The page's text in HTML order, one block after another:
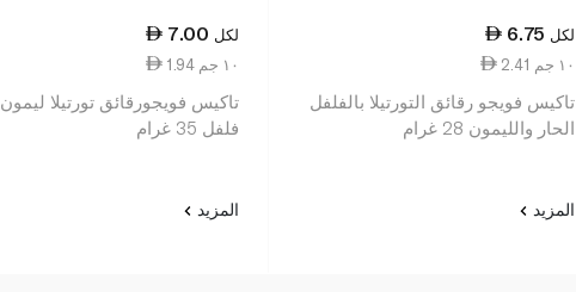
6.75 لكل
2.41 ١٠ جم
تاكيس فويجو رقائق التورتيلا بالفلفل
الحار والليمون 28 غرام
المزيد
7.00 لكل
1.94 ١٠ جم
تاكيس فويجورقائق تورتيلا ليمون
فلفل 35 غرام
المزيد